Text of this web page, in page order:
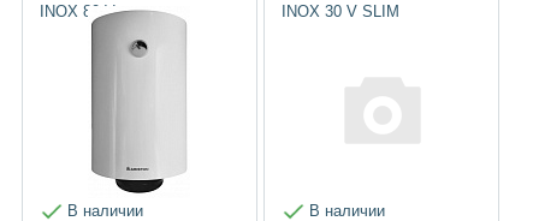
INOX 80 V
В наличии
INOX 30 V SLIM
В наличии